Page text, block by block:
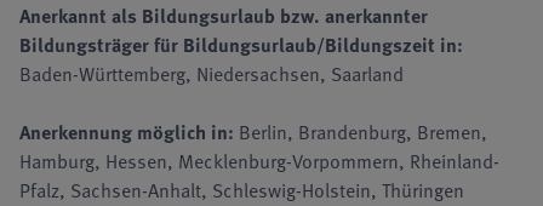
Anerkannt als Bildungsurlaub bzw. anerkannter
Bildungsträger für Bildungsurlaub/Bildungszeit in:
Baden-Württemberg, Niedersachsen, Saarland
Anerkennung möglich in: Berlin, Brandenburg, Bremen,
Hamburg, Hessen, Mecklenburg-Vorpommern, Rheinland-
Pfalz, Sachsen-Anhalt, Schleswig-Holstein, Thüringen